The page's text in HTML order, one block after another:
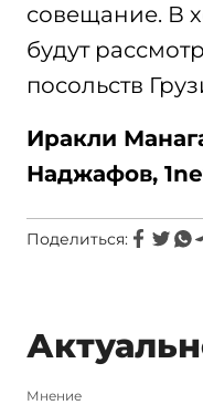
совещание. В
будут
посольств
Иракли
Наджафов,
Поделиться:
Мнение